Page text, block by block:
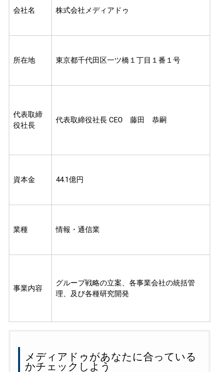
会社名 株式会社メディアドゥ
所在地 東京都千代田区一ツ橋１丁目１番１号
代表取締
役社長
代表取締役社長 CEO 藤田 恭嗣
資本金 44.1億円
業種 情報・通信業
事業内容
グループ戦略の立案、各事業会社の統括管
理、及び各種研究開発
メディアドゥがあなたに合っている
かチェックしよう